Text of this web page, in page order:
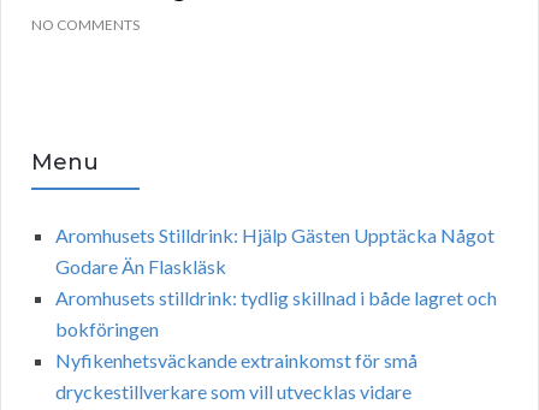
NO COMMENTS
Menu
Aromhusets Stilldrink: Hjälp Gästen Upptäcka Något
Godare Än Flaskläsk
Aromhusets stilldrink: tydlig skillnad i både lagret och
bokföringen
Nyfikenhetsväckande extrainkomst för små
dryckestillverkare som vill utvecklas vidare